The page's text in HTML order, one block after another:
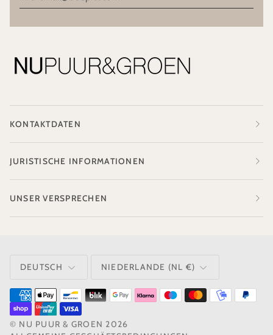
KONTAKTDATEN
JURISTISCHE INFORMATIONEN
UNSER VERSPRECHEN
DEUTSCH WÄHRUNG
NIEDERLANDE (NL €)
© NU PUUR & GROEN 2026